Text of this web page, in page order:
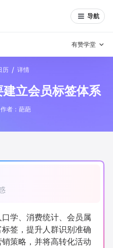
导航
有赞学堂
干家直播间
零售茶会
店经营增长公开课
历 / 详情
立会员标签体系
作者： 葩葩
学、消费统计、会员属
签，提升人群识别准确
策略，并将高转化活动